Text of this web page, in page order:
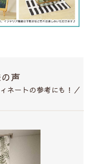
声
ネートの参考にも！／